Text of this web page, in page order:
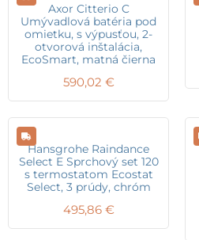
Axor Citterio C
Umývadlová batéria pod
omietku, s výpusťou, 2-
otvorová inštalácia,
EcoSmart, matná čierna
590,02 €
Hansgrohe Raindance
Select E Sprchový set 120
s termostatom Ecostat
Select, 3 prúdy, chróm
495,86 €